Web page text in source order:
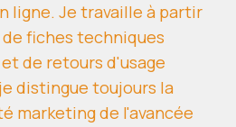
ligne. Je travaille à partir
fiches techniques
de retours d'usage
distingue toujours la
marketing de l'avancée